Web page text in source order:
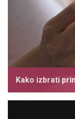
Kako izbrati